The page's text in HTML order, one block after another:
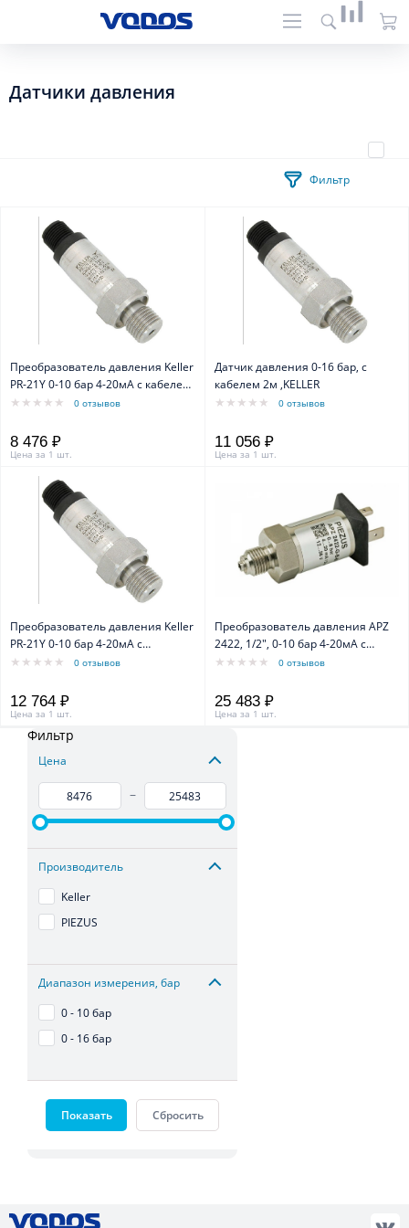
Датчики давления
Фильтр
Преобразователь давления Keller
PR-21Y 0-10 бар 4-20мА с кабелем
2 метра
0 отзывов
8 476 ₽
Цена за 1 шт.
Датчик давления 0-16 бар, с
кабелем 2м ,KELLER
0 отзывов
11 056 ₽
Цена за 1 шт.
Преобразователь давления Keller
PR-21Y 0-10 бар 4-20мА с
коннектором mPm
0 отзывов
12 764 ₽
Цена за 1 шт.
Преобразователь давления APZ
2422, 1/2", 0-10 бар 4-20мА с
коннектором0 отзывов
25 483 ₽
Цена за 1 шт.
Фильтр
Цена
–
Производитель
Keller
PIEZUS
Диапазон измерения, бар
0 - 10 бар
0 - 16 бар
Показать Сбросить